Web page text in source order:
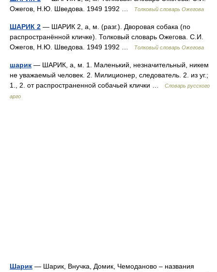
Ожегов, Н.Ю. Шведова. 1949 1992 …
Толковый словарь Ожегова
ШАРИК 2 — ШАРИК 2, а, м. (разг.). Дворовая собака (по
распространённой кличке). Толковый словарь Ожегова. С.И.
Ожегов, Н.Ю. Шведова. 1949 1992 …
Толковый словарь Ожегова
шарик — ШАРИК, а, м. 1. Маленький, незначительный, никем
не уважаемый человек. 2. Милиционер, следователь. 2. из уг.;
1., 2. от распространенной собачьей клички …
Словарь русского
арго
Шарик — Шарик, Внучка, Домик, Чемоданово – названия